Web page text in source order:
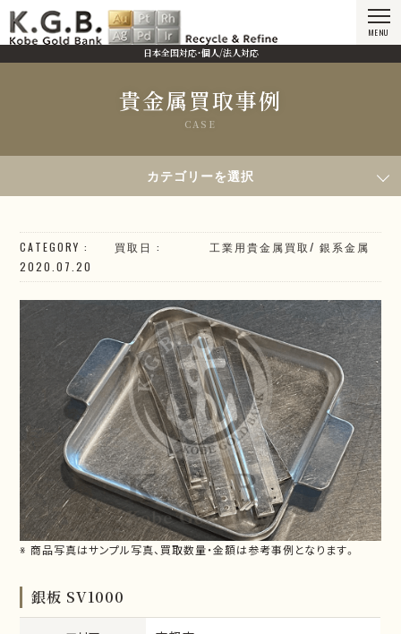
日本全国対応・個人/法人対応
MENU
貴金属買取事例
CASE
2020年7月20日買取／銀板 SV1000
カテゴリーを選択
CATEGORY 工業用貴金属買取/ 銀系金属
買取日
2020.07.20
※ 商品写真はサンプル写真、買取数量・金額は参考事例となります。
銀板 SV1000